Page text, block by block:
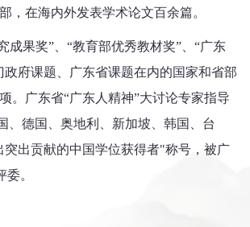
，在海内外发表学术论文百余篇。
果奖”、“教育部优秀教材奖”、“广东
府课题、广东省课题在内的国家和省部
。广东省“广东人精神”大讨论专家指导
、德国、奥地利、新加坡、韩国、台
出贡献的中国学位获得者"称号，被广
。